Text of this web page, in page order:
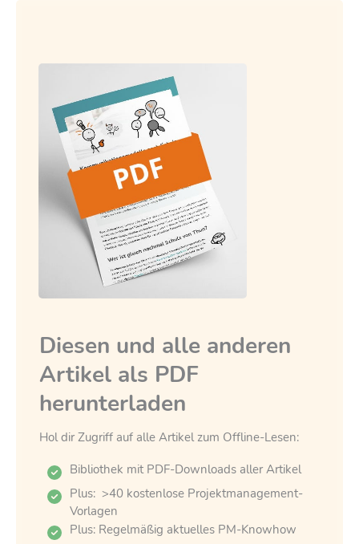
Diesen und alle anderen
Artikel als PDF
herunterladen
Hol dir Zugriff auf alle Artikel zum Offline-Lesen:
Bibliothek mit PDF-Downloads aller Artikel
Plus: >40 kostenlose Projektmanagement-
Vorlagen
Plus: Regelmäßig aktuelles PM-Knowhow